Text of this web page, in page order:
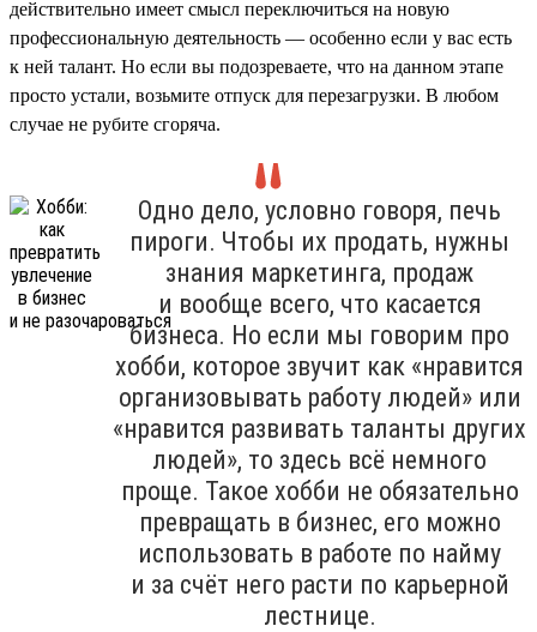
действительно имеет смысл переключиться на новую
профессиональную деятельность — особенно если у вас есть
к ней талант. Но если вы подозреваете, что на данном этапе
просто устали, возьмите отпуск для перезагрузки. В любом
случае не рубите сгоряча.
Одно дело, условно говоря, печь
пироги. Чтобы их продать, нужны
знания маркетинга, продаж
и вообще всего, что касается
бизнеса. Но если мы говорим про
хобби, которое звучит как «нравится
организовывать работу людей» или
«нравится развивать таланты других
людей», то здесь всё немного
проще. Такое хобби не обязательно
превращать в бизнес, его можно
использовать в работе по найму
и за счёт него расти по карьерной
лестнице.